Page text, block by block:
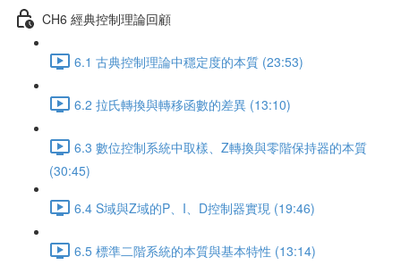
CH6 經典控制理論回顧
6.1 古典控制理論中穩定度的本質 (23:53)
6.2 拉氏轉換與轉移函數的差異 (13:10)
6.3 數位控制系統中取樣、Z轉換與零階保持器的本質
(30:45)
6.4 S域與Z域的P、I、D控制器實現 (19:46)
6.5 標準二階系統的本質與基本特性 (13:14)